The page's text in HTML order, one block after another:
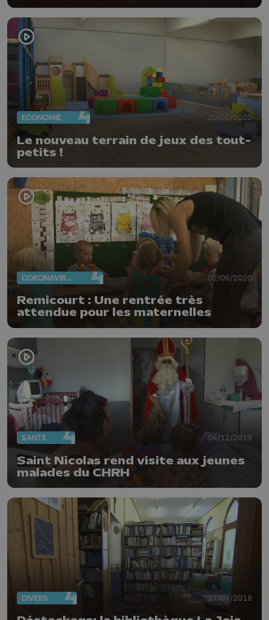
ECONOMIE 30/06/2020
Le nouveau terrain de jeux des tout-
petits !
CORONAVIRUS 02/06/2020
Remicourt : Une rentrée très
attendue pour les maternelles
SANTÉ 04/12/2019
Saint Nicolas rend visite aux jeunes
malades du CHRH
DIVERS 17/07/2018